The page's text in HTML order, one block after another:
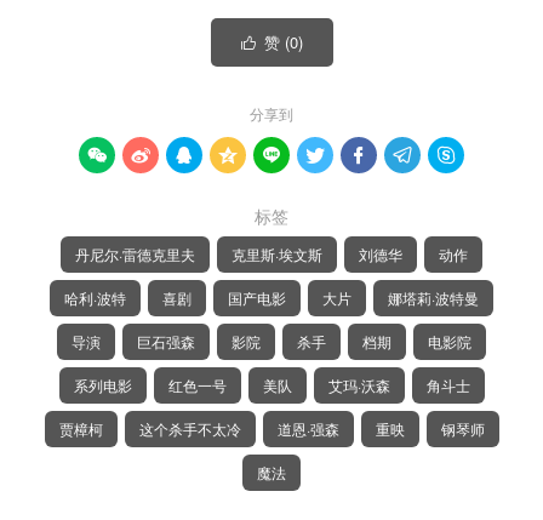
 赞 (0)
分享到
        
标签
丹尼尔·雷德克里夫 克里斯·埃文斯 刘德华 动作
哈利·波特 喜剧 国产电影 大片 娜塔莉·波特曼
导演 巨石强森 影院 杀手 档期 电影院
系列电影 红色一号 美队 艾玛·沃森 角斗士
贾樟柯 这个杀手不太冷 道恩·强森 重映 钢琴师
魔法